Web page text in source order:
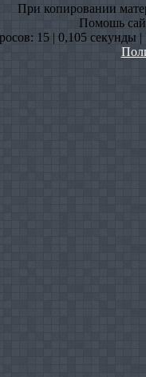
При копировании
Помошь
15 | 0,105 секунды